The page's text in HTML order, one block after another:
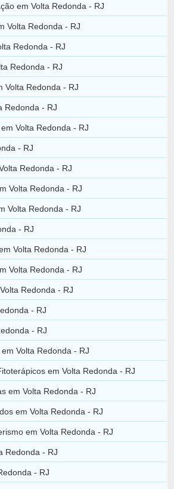
em Volta Redonda - RJ
Volta Redonda - RJ
Redonda - RJ
Redonda - RJ
Volta Redonda - RJ
Redonda - RJ
Volta Redonda - RJ
- RJ
Redonda - RJ
Volta Redonda - RJ
Volta Redonda - RJ
- RJ
Volta Redonda - RJ
Volta Redonda - RJ
Redonda - RJ
- RJ
- RJ
Volta Redonda - RJ
em Volta Redonda - RJ
em Volta Redonda - RJ
em Volta Redonda - RJ
em Volta Redonda - RJ
Redonda - RJ
- RJ